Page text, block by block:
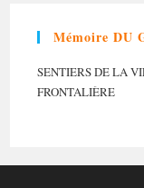
Mémoire DU
SENTIERS DE LA
FRONTALIÈRE